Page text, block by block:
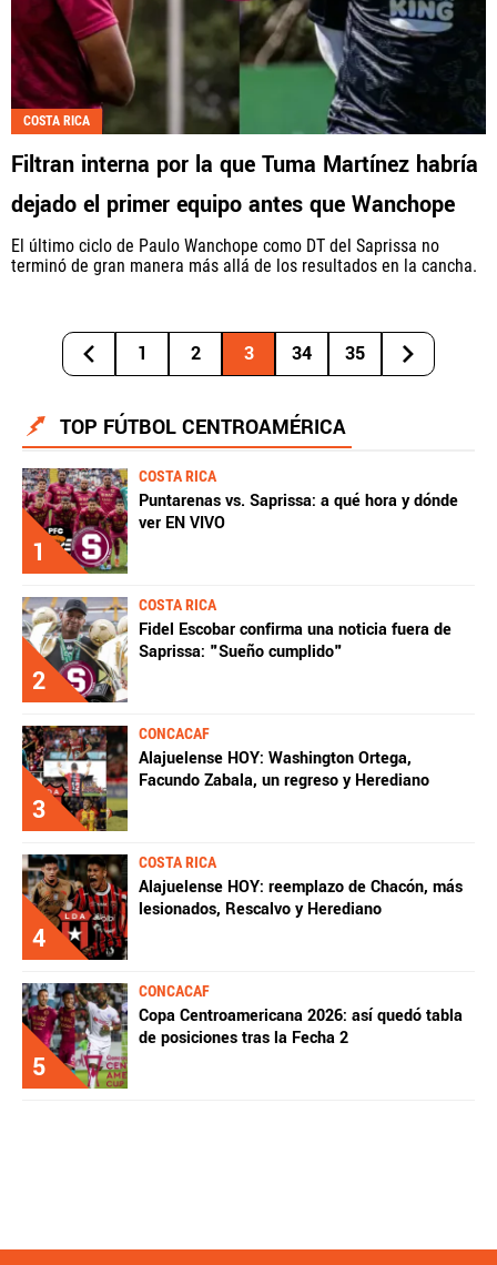
COSTA RICA
Filtran interna por la que Tuma Martínez habría
dejado el primer equipo antes que Wanchope
El último ciclo de Paulo Wanchope como DT del Saprissa no
terminó de gran manera más allá de los resultados en la cancha.
1 2 3 34 35
TOP FÚTBOL CENTROAMÉRICA
1
COSTA RICA
Puntarenas vs. Saprissa: a qué hora y dónde
ver EN VIVO
2
COSTA RICA
Fidel Escobar confirma una noticia fuera de
Saprissa: "Sueño cumplido"
3
CONCACAF
Alajuelense HOY: Washington Ortega,
Facundo Zabala, un regreso y Herediano
4
COSTA RICA
Alajuelense HOY: reemplazo de Chacón, más
lesionados, Rescalvo y Herediano
5
CONCACAF
Copa Centroamericana 2026: así quedó tabla
de posiciones tras la Fecha 2